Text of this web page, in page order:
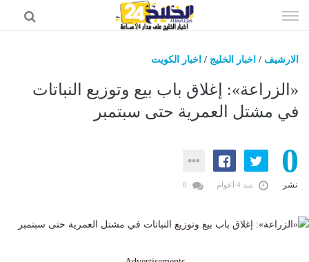
الى
الارشيف / اخبار الخليج / اخبار الكويت
«الزراعة»: إغلاق باب بيع وتوزيع النباتات
في مشتل العمرية حتى سبتمبر
0
نشر منذ 4 أعوام
اخبار الخليج
اخبار السعودية